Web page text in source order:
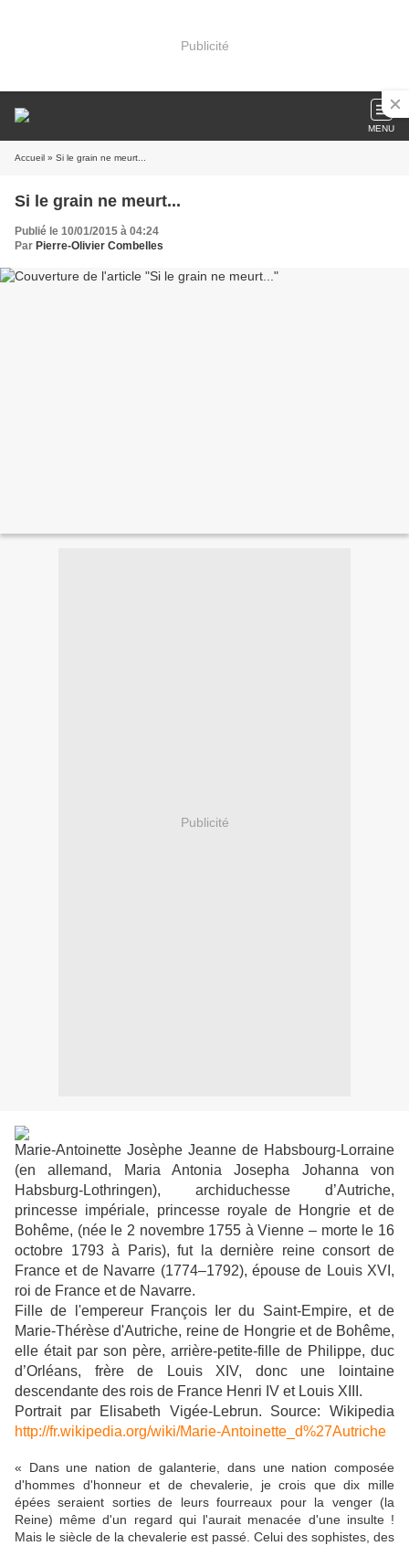
Publicité
MENU
Accueil » Si le grain ne meurt...
Si le grain ne meurt...
Publié le 10/01/2015 à 04:24
Par Pierre-Olivier Combelles
Publicité
Marie-Antoinette Josèphe Jeanne de Habsbourg-Lorraine
(en allemand, Maria Antonia Josepha Johanna von
Habsburg-Lothringen), archiduchesse d’Autriche,
princesse impériale, princesse royale de Hongrie et de
Bohême, (née le 2 novembre 1755 à Vienne – morte le 16
octobre 1793 à Paris), fut la dernière reine consort de
France et de Navarre (1774–1792), épouse de Louis XVI,
roi de France et de Navarre.
Fille de l'empereur François Ier du Saint-Empire, et de
Marie-Thérèse d'Autriche, reine de Hongrie et de Bohême,
elle était par son père, arrière-petite-fille de Philippe, duc
d’Orléans, frère de Louis XIV, donc une lointaine
descendante des rois de France Henri IV et Louis XIII.
Portrait par Elisabeth Vigée-Lebrun. Source: Wikipedia
http://fr.wikipedia.org/wiki/Marie-Antoinette_d%27Autriche
« Dans une nation de galanterie, dans une nation composée
d'hommes d'honneur et de chevalerie, je crois que dix mille
épées seraient sorties de leurs fourreaux pour la venger (la
Reine) même d'un regard qui l'aurait menacée d'une insulte !
Mais le siècle de la chevalerie est passé. Celui des sophistes, des